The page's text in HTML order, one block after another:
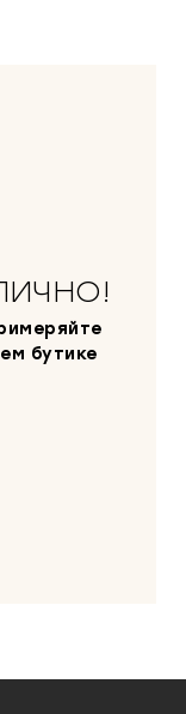
бутике